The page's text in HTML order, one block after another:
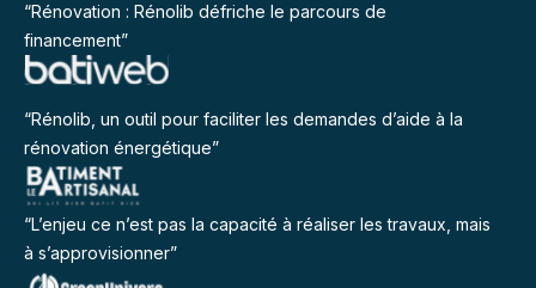
“Rénovation : Rénolib défriche le parcours de
financement”
“Rénolib, un outil pour faciliter les demandes d’aide à la
rénovation énergétique”
“L’enjeu ce n’est pas la capacité à réaliser les travaux, mais
à s’approvisionner”